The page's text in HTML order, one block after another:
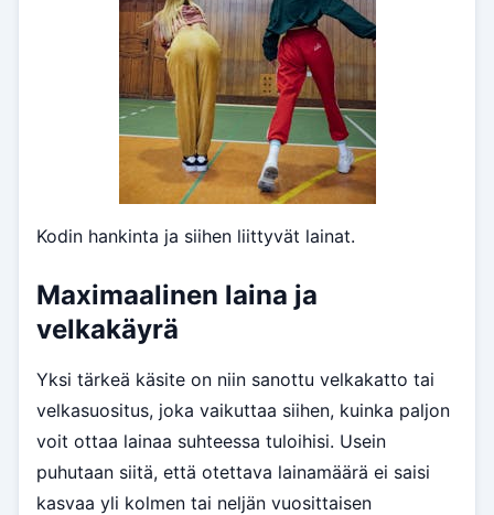
Kodin hankinta ja siihen liittyvät lainat.
Maximaalinen laina ja
velkakäyrä
Yksi tärkeä käsite on niin sanottu velkakatto tai
velkasuositus, joka vaikuttaa siihen, kuinka paljon
voit ottaa lainaa suhteessa tuloihisi. Usein
puhutaan siitä, että otettava lainamäärä ei saisi
kasvaa yli kolmen tai neljän vuosittaisen